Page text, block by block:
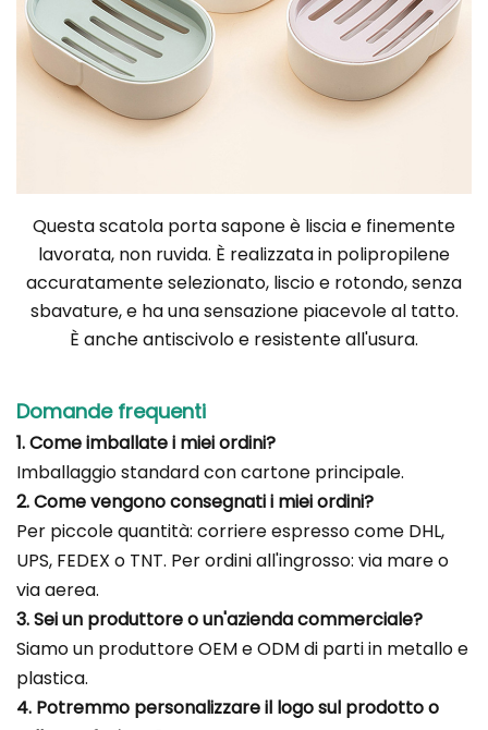
Questa scatola porta sapone è liscia e finemente
lavorata, non ruvida. È realizzata in polipropilene
accuratamente selezionato, liscio e rotondo, senza
sbavature, e ha una sensazione piacevole al tatto.
È anche antiscivolo e resistente all'usura.
Domande frequenti
1. Come imballate i miei ordini?
Imballaggio standard con cartone principale.
2. Come vengono consegnati i miei ordini?
Per piccole quantità: corriere espresso come DHL,
UPS, FEDEX o TNT. Per ordini all'ingrosso: via mare o
via aerea.
3. Sei un produttore o un'azienda commerciale?
Siamo un produttore OEM e ODM di parti in metallo e
plastica.
4. Potremmo personalizzare il logo sul prodotto o